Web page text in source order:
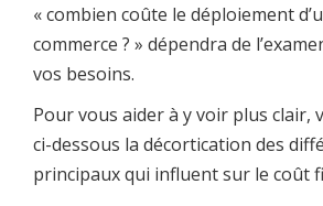
« combien coûte le déploiement
commerce ? » dépendra de
vos besoins.
Pour vous aider à y voir plus clair,
ci-dessous la décortication des
principaux qui influent sur le coût